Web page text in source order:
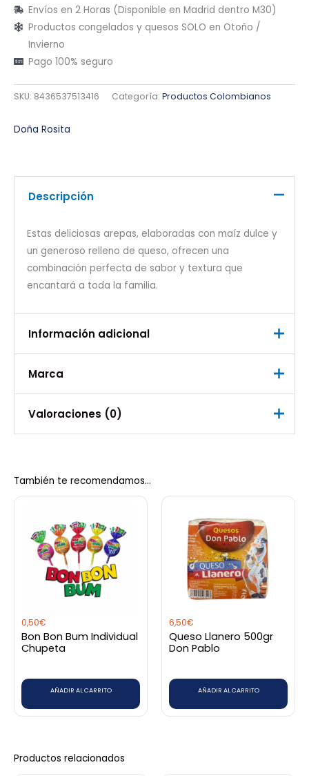
Envíos en 2 Horas (Disponible en Madrid dentro M30)
Productos congelados y quesos SOLO en Otoño /
Invierno
Pago 100% seguro
SKU: 8436537513416 Categoría: Productos Colombianos
Doña Rosita
Descripción
Estas deliciosas arepas, elaboradas con maíz dulce y
un generoso relleno de queso, ofrecen una
combinación perfecta de sabor y textura que
encantará a toda la familia.
Información adicional
Peso
Marca
Marca
Doña Rosita
Valoraciones (0)
Sé el primero en valorar “Arepa De
Choclo Con Queso Doña Rosita
500Gr 4 Und”
Debesaccederpara publicar una valoración.
También te recomendamos…
0,50€
Bon Bon Bum Individual
Chupeta
AÑADIR AL CARRITO
6,50€
Queso Llanero 500gr
Don Pablo
AÑADIR AL CARRITO
Productos relacionados